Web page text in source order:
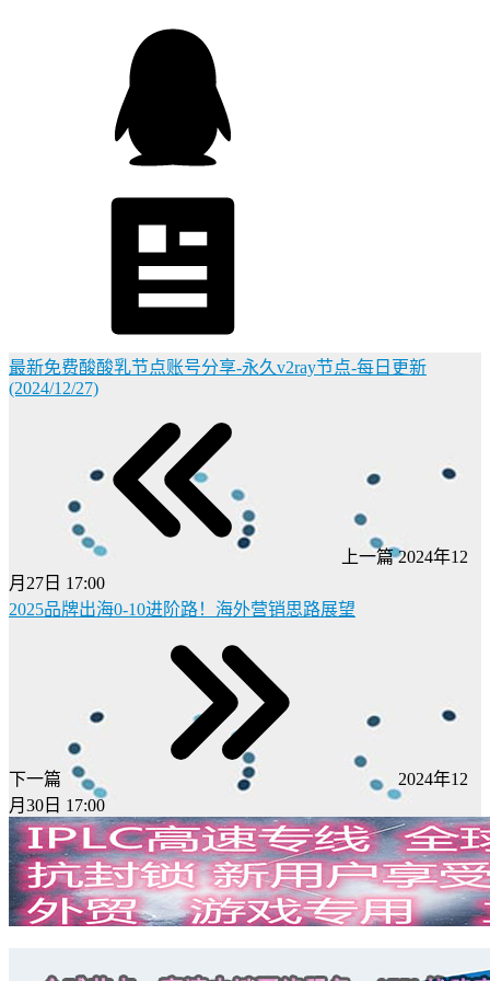
最新免费酸酸乳节点账号分享-永久v2ray节点-每日更新
(2024/12/27)
上一篇 2024年12
月27日 17:00
2025品牌出海0-10进阶路！海外营销思路展望
下一篇
2024年12
月30日 17:00